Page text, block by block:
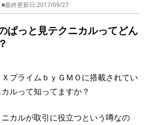
■最終更新日:2017/09/27
ぱっと見テクニカルってどん
プライムｂｙＧＭＯに搭載されてい
ルって知ってますか？
カルが取引に役立つという噂なの